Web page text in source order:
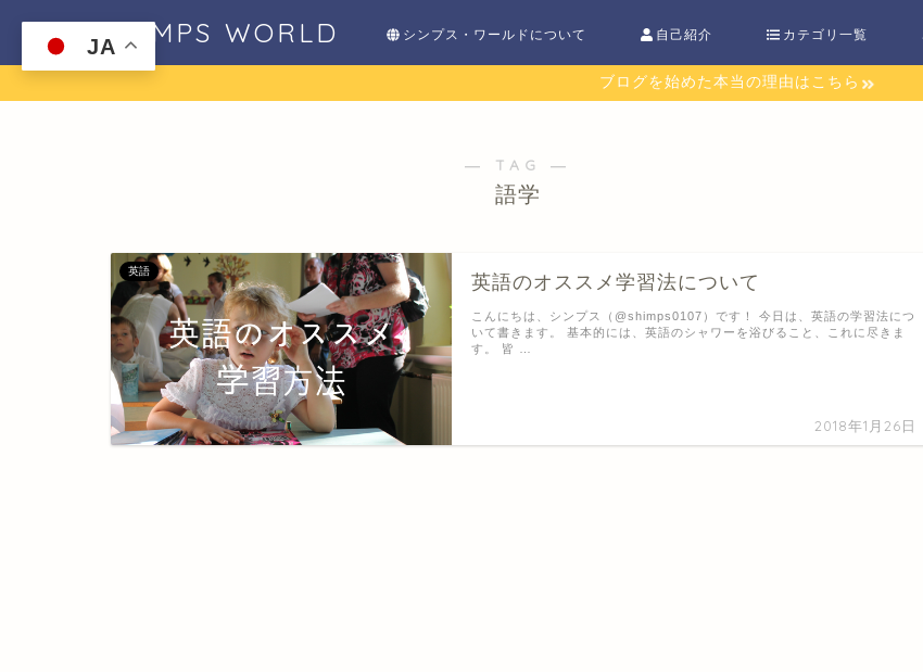
SHIMPS WORLD シンプス・ワールドについて 自己紹介 カテゴリ一覧
ブログを始めた本当の理由はこちら
― TAG ―
語学
英語
英語のオススメ学習法について
2018年1月26日
こんにちは、シンプス（@shimps0107）です！ 今日は、英語の学習法につ
いて書きます。 基本的には、英語のシャワーを浴びること、これに尽きま
す。 皆 …
JA